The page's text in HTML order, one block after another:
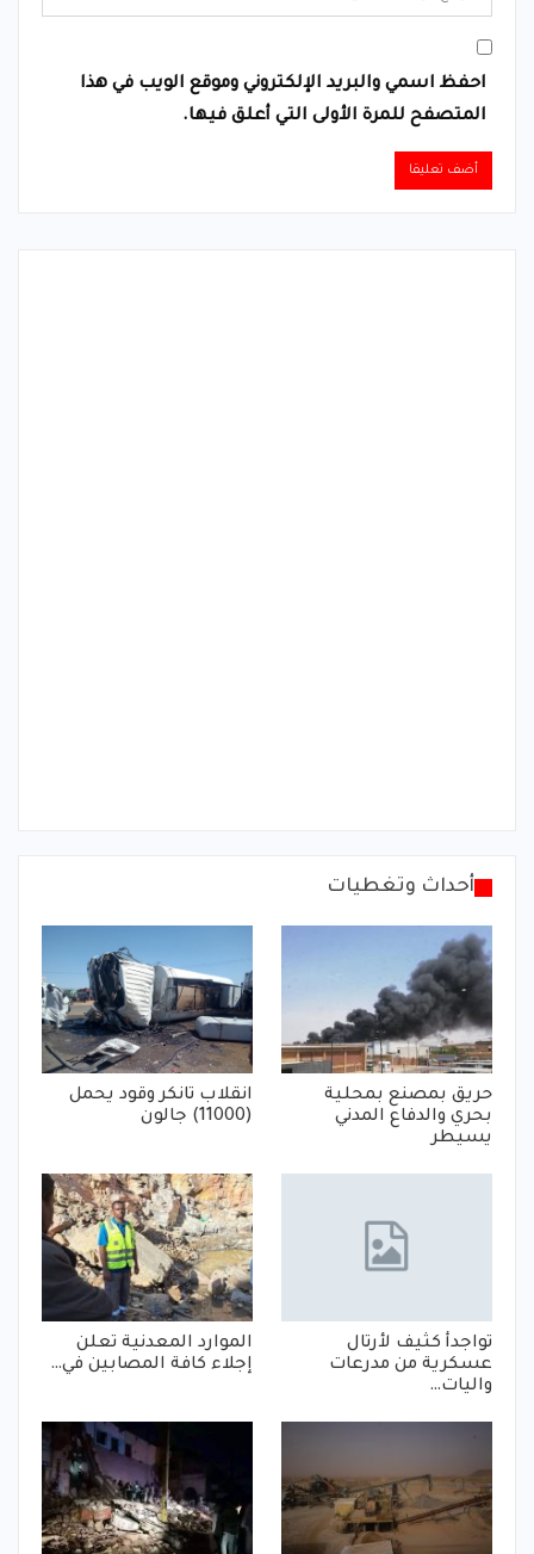
احفظ اسمي والبريد الإلكتروني وموقع الويب في هذا
المتصفح للمرة الأولى التي أعلق فيها.
أحداث وتغطيات
حريق بمصنع بمحلية
بحري والدفاع المدني
يسيطر
انقلاب تانكر وقود يحمل
(11000) جالون
تواجدأ كثيف لأرتال
عسكرية من مدرعات
واليات…
الموارد المعدنية تعلن
إجلاء كافة المصابين في…